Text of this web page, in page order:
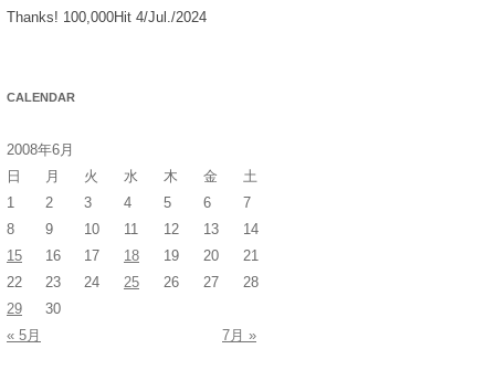
Thanks! 100,000Hit 4/Jul./2024
CALENDAR
2008年6月
日
月 火 水 木 金
土
1
2 3 4 5 6
7
8
9 10 11 12 13
14
15
16 17 18 19 20
21
22
23 24 25 26 27
28
29
30
« 5月
7月 »